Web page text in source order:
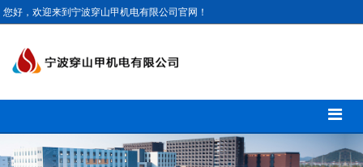
您好，欢迎来到宁波穿山甲机电有限公司官网！